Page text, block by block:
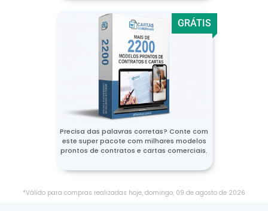
GRÁTIS
Precisa das palavras corretas? Conte com
este super pacote com milhares modelos
prontos de contratos e cartas comerciais.
*Válido para compras realizadas hoje, domingo, 09 de agosto de 2026